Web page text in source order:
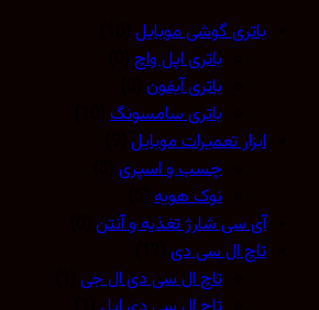
باتری گوشی موبایل(10)
باتری اپل واچ(0)
باتری آیفون(0)
باتری سامسونگ(10)
ابزار تعمیرات موبایل(9)
چسب و اسپری(3)
نوک هویه(5)
آی سی شارژ تغذیه و آنتن(0)
تاچ ال سی دی(12)
تاچ ال سی دی ال جی(1)